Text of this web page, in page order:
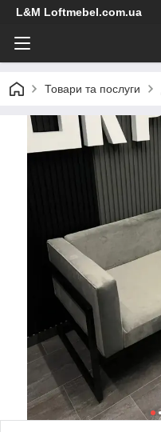
L&M Loftmebel.com.ua
Товари та послуги